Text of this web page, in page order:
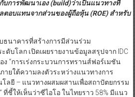
บการพัฒนาเอง (build)ว่าเป็นแนวทางที่
ตอบแทนจากส่วนของผู้ถือหุ้น (ROE) สำหรับ
บธนาคารที่สร้างการมีส่วนร่วม
ะดับโลก เปิดเผยรายงานข้อมูลสรุปจาก IDC
ง “การเร่งกระบวนการทรานส์ฟอร์เมชัน
ายใต้ความลงตัวระหว่างแนวทางการ
ลยี – แนวทางผสมผสานเพื่อสถาปัตยกรรม
ชี้ให้เห็นว่าซีไอโอ ในไทยราว 58% มีแนว